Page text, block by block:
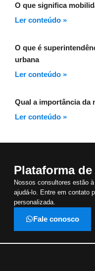
O que significa
Ler conteúdo »
O que é
urbana
Ler conteúdo »
Qual a importância da
Ler conteúdo »
Plataforma
Nossos consultores estão
ajudá-lo. Entre em contato
personalizada.
Fale conosco